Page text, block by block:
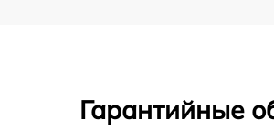
Гарантийные